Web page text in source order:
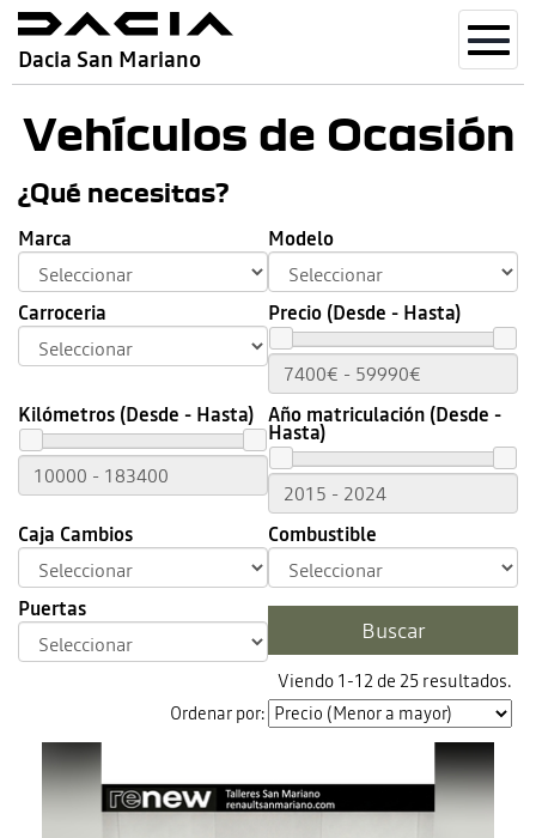
Dacia San Mariano
Vehículos de Ocasión
¿Qué necesitas?
Marca Modelo
Carroceria Precio (Desde - Hasta)
Kilómetros (Desde - Hasta) Año matriculación (Desde -
Hasta)
Caja Cambios Combustible
Puertas
Viendo 1-12 de 25 resultados.
Ordenar por: